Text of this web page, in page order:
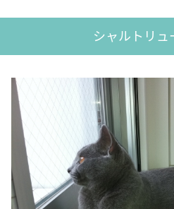
シャルトリュ